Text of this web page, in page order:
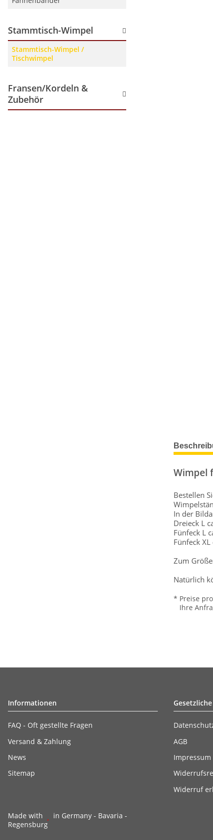
Wimpel
Bestellen
In der
Dreieck L
Fünfeck L
Fünfeck
Zum
Natürlich
* Preise
Ihre
Stammtisch-Wimpel
Stammtisch-Wimpel /
Tischwimpel
Fransen/Kordeln &
Zubehör
Informationen
FAQ - Oft gestellte Fragen
Versand & Zahlung
News
Sitemap
AGB
Impressum
Widerruf
Made with
in Germany - Bavaria -
Regensburg